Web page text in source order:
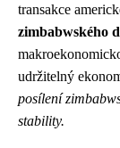
transakce
zimbabwského
udržitelný
posílení
stability.